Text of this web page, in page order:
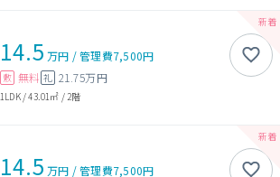
14.5 万円 /管理費7,500円
敷 無料 礼 21.75万円
1LDK/43.01㎡ / 2階
14.5 万円 /管理費7,500円